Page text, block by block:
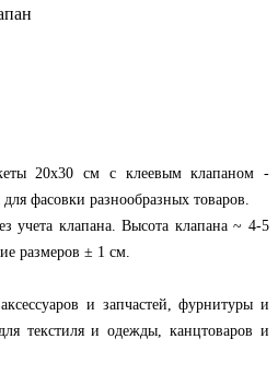
20x30 см с клеевым клапаном -
для фасовки разнообразных товаров.
учета клапана. Высота клапана ~ 4-5
размеров ± 1 см.
и запчастей, фурнитуры и
текстиля и одежды, канцтоваров и